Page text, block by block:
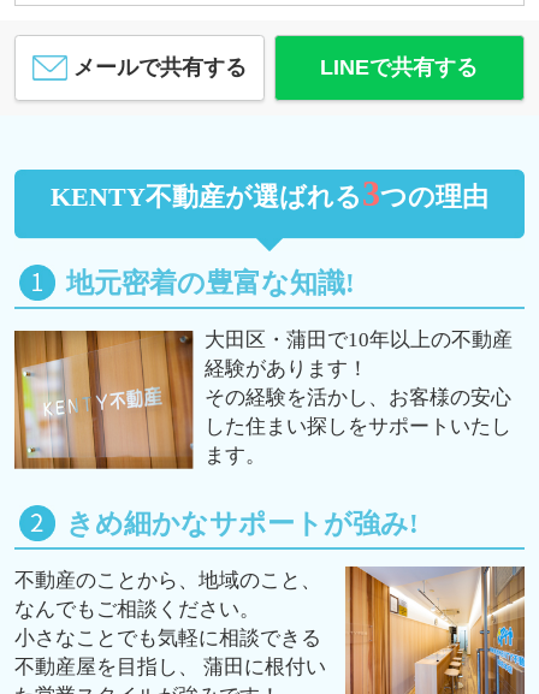
メールで共有する LINEで共有する
KENTY不動産が選ばれる3つの理由
地元密着の豊富な知識!
大田区・蒲田で10年以上の不動産
経験があります！
その経験を活かし、お客様の安心
した住まい探しをサポートいたし
ます。
きめ細かなサポートが強み!
不動産のことから、地域のこと、
なんでもご相談ください。
小さなことでも気軽に相談できる
不動産屋を目指し、 蒲田に根付い